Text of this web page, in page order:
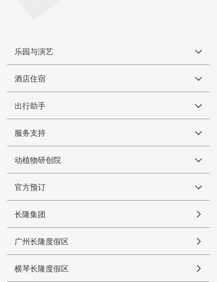
乐园与演艺
酒店住宿
出行助手
服务支持
动植物研创院
官方预订
长隆集团
广州长隆度假区
横琴长隆度假区